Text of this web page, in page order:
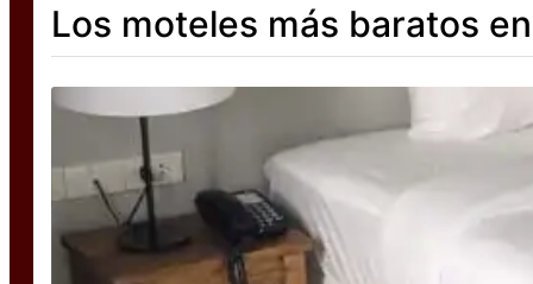
Los moteles más baratos